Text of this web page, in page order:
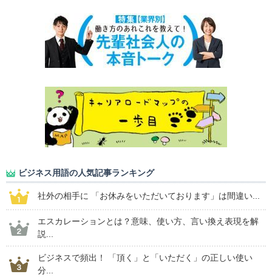
ビジネス用語の人気記事ランキング
社外の相手に 「お休みをいただいております」は間違い...
エスカレーションとは？意味、使い方、言い換え表現を解
説...
ビジネスで頻出！ 「頂く」と「いただく」の正しい使い
分...